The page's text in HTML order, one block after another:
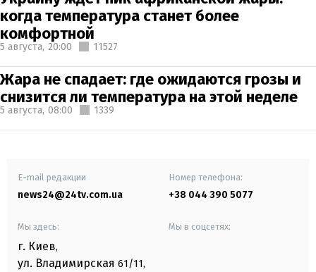
когда температура станет более
комфортной
5 августа, 20:00 11527
Жара не спадает: где ожидаются грозы и
снизится ли температура на этой неделе
5 августа, 08:00 1339
E-mail редакции
news24@24tv.com.ua
Номер телефона:
+38 044 390 5077
Мы здесь:
г. Киев,
ул. Владимирская 61/11,
Мы в соцсетях: